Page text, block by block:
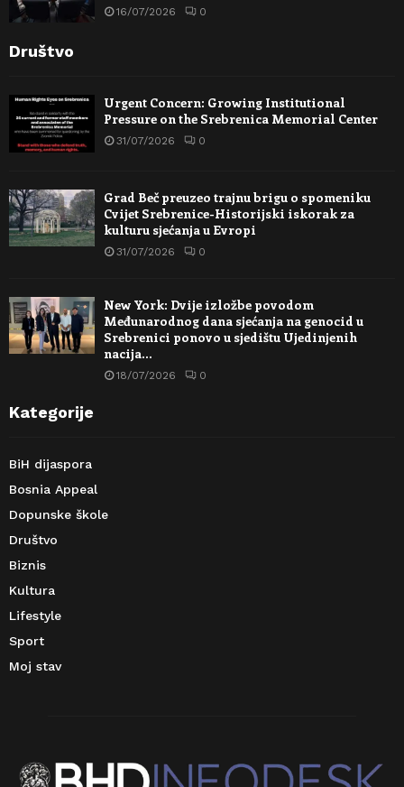
16/07/2026 0
Društvo
Urgent Concern: Growing Institutional
Pressure on the Srebrenica Memorial Center
31/07/2026 0
Grad Beč preuzeo trajnu brigu o spomeniku
Cvijet Srebrenice-Historijski iskorak za
kulturu sjećanja u Evropi
31/07/2026 0
New York: Dvije izložbe povodom
Međunarodnog dana sjećanja na genocid u
Srebrenici ponovo u sjedištu Ujedinjenih
nacija…
18/07/2026 0
Kategorije
BiH dijaspora
Bosnia Appeal
Dopunske škole
Društvo
Biznis
Kultura
Lifestyle
Sport
Moj stav